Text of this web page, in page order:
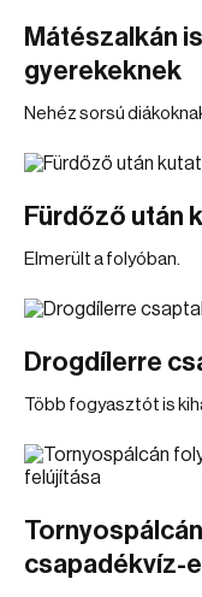
Mátészalkán
gyerekeknek
Nehéz sorsú
Fürdőző után
Elmerült a folyóban.
Drogdílerre
Több fogyasztót is
csapadékvíz-